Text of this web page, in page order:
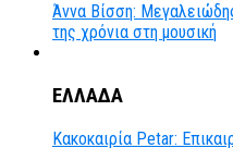
Άννα Βίσση:
της χρόνια στη μουσική
ΕΛΛΑΔΑ
Κακοκαιρία Petar: